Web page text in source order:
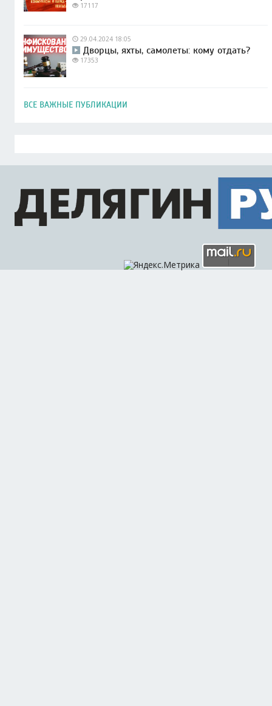
17117
29.04.2024 18:05
Дворцы, яхты, самолеты: кому отдать?
17353
ВСЕ ВАЖНЫЕ ПУБЛИКАЦИИ